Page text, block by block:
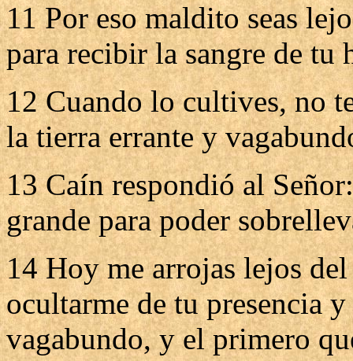
11 Por eso maldito seas
para recibir la sangre de tu
12 Cuando lo cultives, no
la tierra errante y
13 Caín respondió al
grande para poder
14 Hoy me arrojas lejos
ocultarme de tu presencia
vagabundo, y el primero